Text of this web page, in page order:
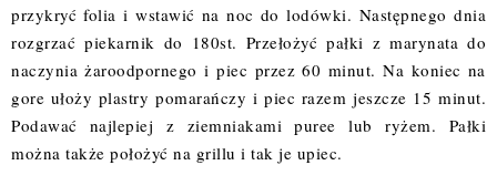
przykryć folia i wstawić na noc do lodówki. Następnego dnia
rozgrzać piekarnik do 180st. Przełożyć pałki z marynata do
naczynia żaroodpornego i piec przez 60 minut. Na koniec na
gore ułoży plastry pomarańczy i piec razem jeszcze 15 minut.
Podawać najlepiej z ziemniakami puree lub ryżem. Pałki
można także położyć na grillu i tak je upiec.